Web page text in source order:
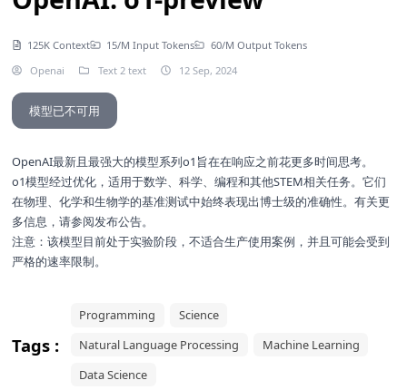
125K Context 15/M Input Tokens
60/M Output Tokens
Openai
Text 2 text 12 Sep, 2024
模型已不可用
OpenAI最新且最强大的模型系列o1旨在在响应之前花更多时间思考。
o1模型经过优化，适用于数学、科学、编程和其他STEM相关任务。它们
在物理、化学和生物学的基准测试中始终表现出博士级的准确性。有关更
多信息，请参阅发布公告。
注意：该模型目前处于实验阶段，不适合生产使用案例，并且可能会受到
严格的速率限制。
Tags :
Programming
Science
Natural Language Processing
Machine Learning
Data Science